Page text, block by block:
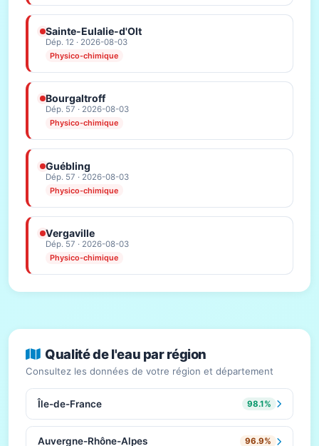
Sainte-Eulalie-d'Olt
Dép. 12 · 2026-08-03
Physico-chimique
Bourgaltroff
Dép. 57 · 2026-08-03
Physico-chimique
Guébling
Dép. 57 · 2026-08-03
Physico-chimique
Vergaville
Dép. 57 · 2026-08-03
Physico-chimique
Qualité de l'eau par région
Consultez les données de votre région et département
Île-de-France 98.1%
Auvergne-Rhône-Alpes 96.9%